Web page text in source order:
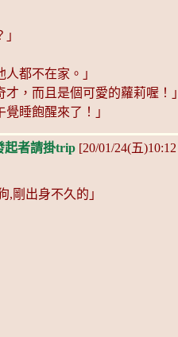
人都不在家。」
才，而且是個可愛的蘿莉喔！
覺睡飽醒來了！」
起者請掛trip [20/01/24(五
,剛出身不久的」